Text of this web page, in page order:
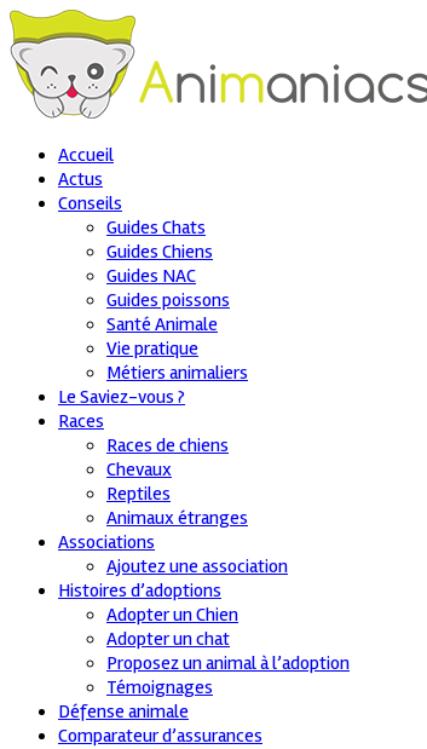
Accueil
Actus
Conseils
Guides Chats
Guides Chiens
Guides NAC
Guides poissons
Santé Animale
Vie pratique
Métiers animaliers
Le Saviez-vous ?
Races
Races de chiens
Chevaux
Reptiles
Animaux étranges
Associations
Ajoutez une association
Histoires d’adoptions
Adopter un Chien
Adopter un chat
Proposez un animal à l’adoption
Témoignages
Défense animale
Comparateur d’assurances